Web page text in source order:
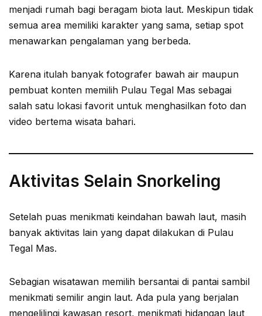
menjadi rumah bagi beragam biota laut. Meskipun tidak
semua area memiliki karakter yang sama, setiap spot
menawarkan pengalaman yang berbeda.
Karena itulah banyak fotografer bawah air maupun
pembuat konten memilih Pulau Tegal Mas sebagai
salah satu lokasi favorit untuk menghasilkan foto dan
video bertema wisata bahari.
Aktivitas Selain Snorkeling
Setelah puas menikmati keindahan bawah laut, masih
banyak aktivitas lain yang dapat dilakukan di Pulau
Tegal Mas.
Sebagian wisatawan memilih bersantai di pantai sambil
menikmati semilir angin laut. Ada pula yang berjalan
mengelilingi kawasan resort, menikmati hidangan laut